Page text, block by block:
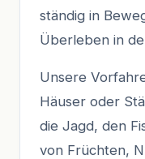
ständig in
Überleben in
Unsere
Häuser oder
die Jagd, den
von Früchten,